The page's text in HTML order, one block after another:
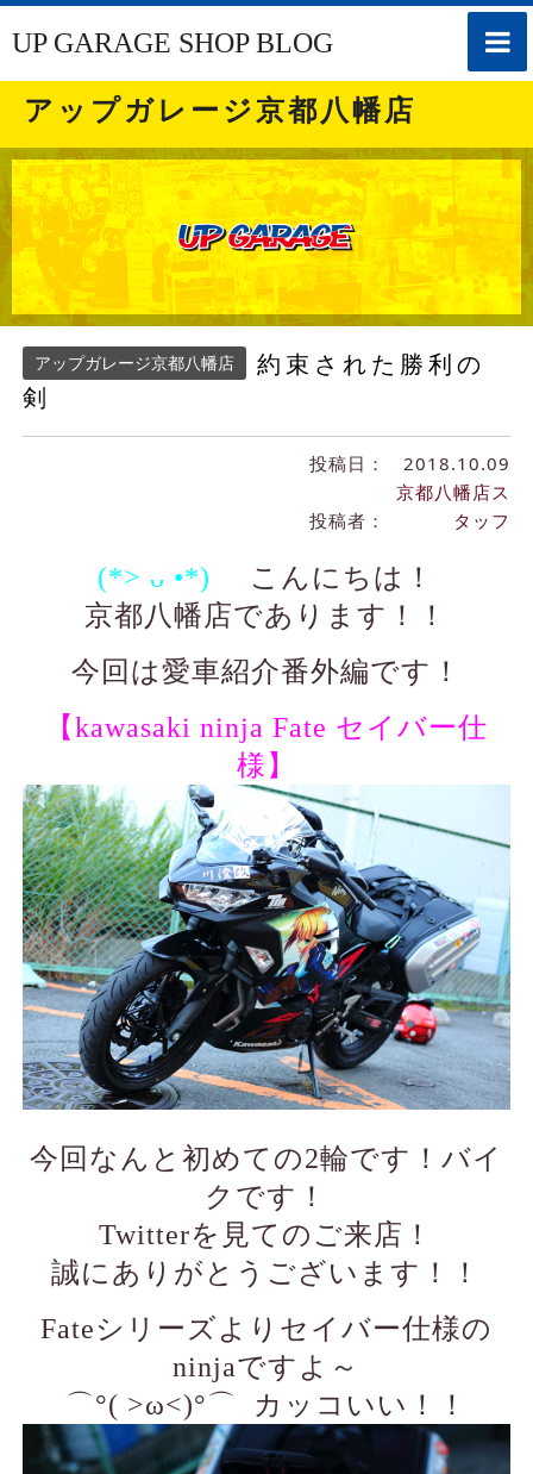
toggle
UP GARAGE SHOP BLOG
アップガレージ京都八幡店
アップガレージ京都八幡店
約束された勝利の
剣
投稿日： 2018.10.09
投稿者：
京都八幡店ス
タッフ
(*> ᴗ •*)ゞ
こんにちは！
京都八幡店であります！！
今回は愛車紹介番外編です！
【kawasaki ninja Fate セイバー仕
様】
今回なんと初めての2輪です！バイ
クです！
Twitterを見てのご来店！
誠にありがとうございます！！
Fateシリーズよりセイバー仕様の
ninjaですよ～
⌒°( >ω<)°⌒ カッコいい！！